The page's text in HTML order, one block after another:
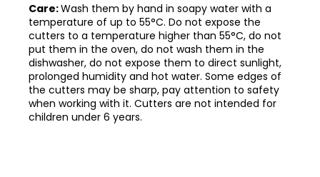
Care:Wash them by hand in soapy water with a
temperature of up to 55°C. Do not expose the
cutters to a temperature higher than 55°C, do not
put them in the oven, do not wash them in the
dishwasher, do not expose them to direct sunlight,
prolonged humidity and hot water. Some edges of
the cutters may be sharp, pay attention to safety
when working with it. Cutters are not intended for
children under 6 years.